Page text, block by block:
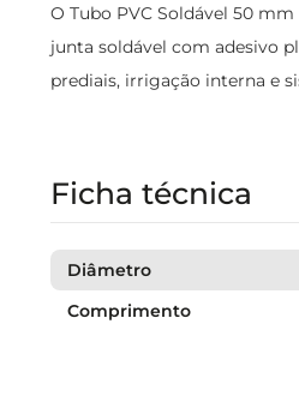
O Tubo PVC Soldável 50
junta soldável com adesivo
prediais, irrigação interna e
Ficha técnica
Diâmetro
Comprimento